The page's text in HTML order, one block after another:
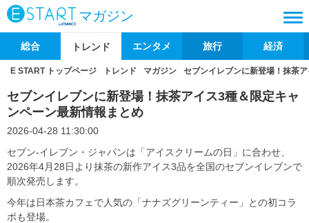
マガジン
総合 トレンド エンタメ 旅行 経済
E START トップページ トレンド マガジン セブンイレブンに新登場！抹茶
セブンイレブンに新登場！抹茶アイス3種＆限定キャ
ンペーン最新情報まとめ
2026-04-28 11:30:00
セブン‐イレブン・ジャパンは「アイスクリームの日」に合わせ、
2026年4月28日より抹茶の新作アイス3品を全国のセブンイレブンで
順次発売します。
今年は日本茶カフェで人気の「ナナズグリーンティー」との初コラ
ボも登場。